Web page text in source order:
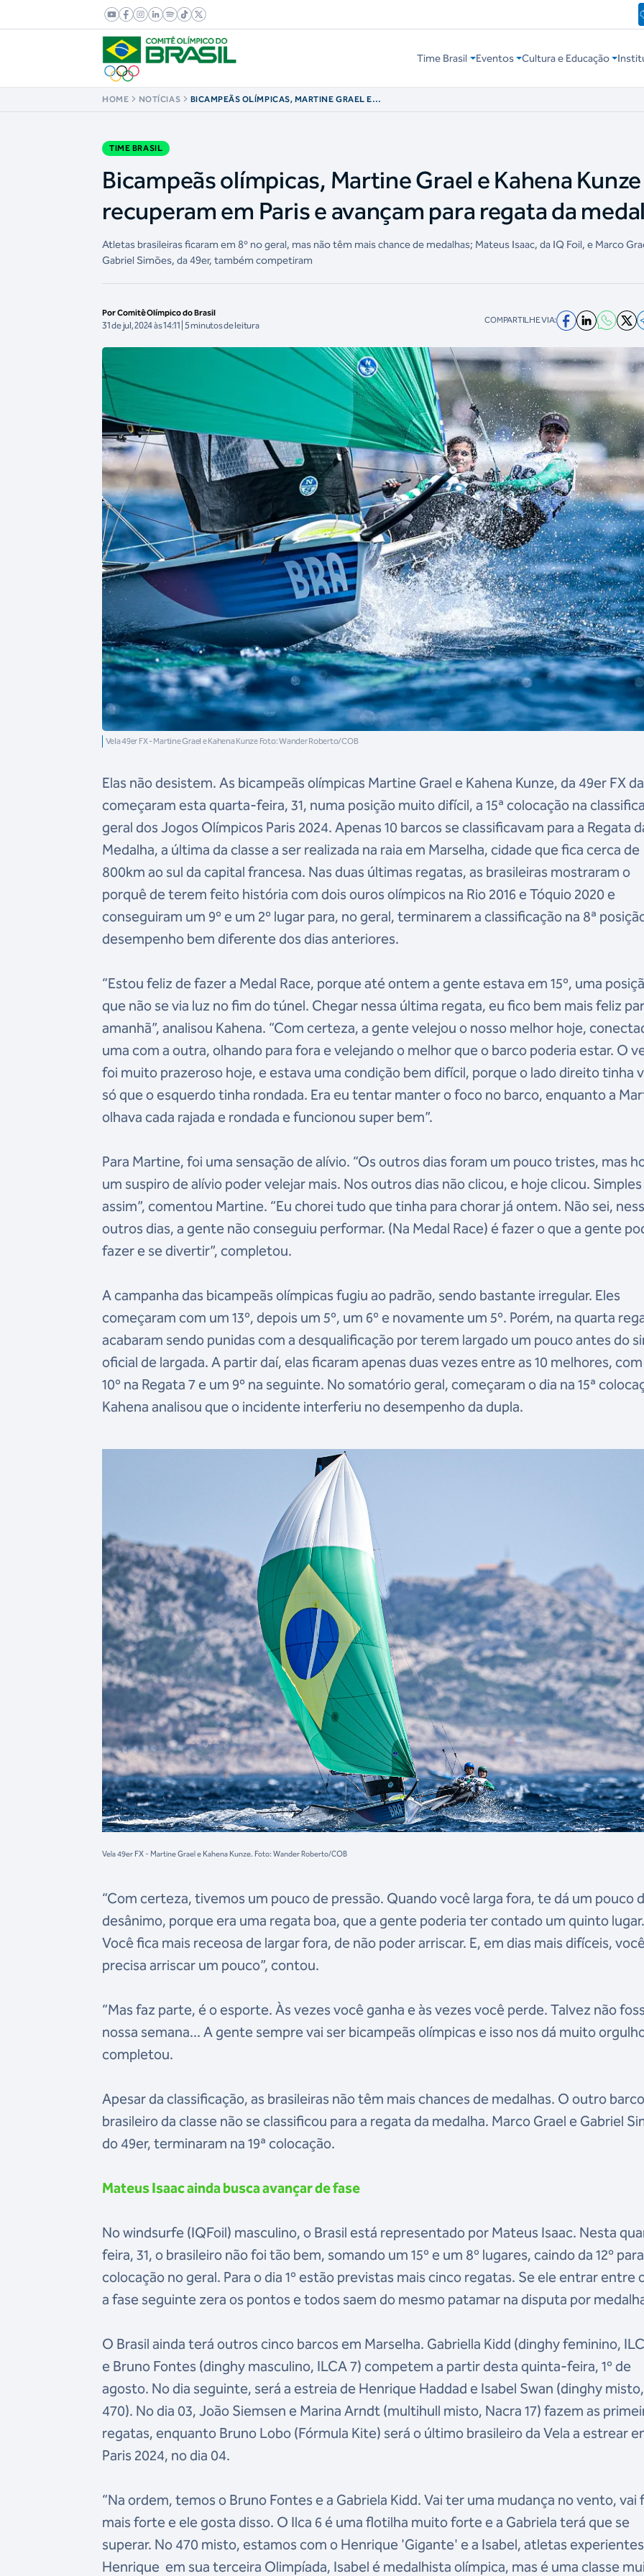
Time Brasil Eventos Cultura e Educação
HOME NOTÍCIAS
BICAMPEÃS OLÍMPICAS, MARTINE GRAEL E
TIME BRASIL
Bicampeãs olímpicas, Martine Grael e Kahena
recuperam em Paris e avançam para regata da
Atletas brasileiras ficaram em 8º no geral, mas não têm mais chance de medalhas; Mateus Isaac, da IQ Foil, e Marco
Gabriel Simões, da 49er, também competiram
Por Comitê Olímpico do Brasil
31 de jul, 2024 às 14:11 | 5 minutos de leitura COMPARTILHE VIA:
Vela 49er FX - Martine Grael e Kahena Kunze Foto: Wander Roberto/COB
Elas não desistem. As bicampeãs olímpicas Martine Grael e Kahena Kunze, da 49er FX
começaram esta quarta-feira, 31, numa posição muito difícil, a 15ª colocação na
geral dos Jogos Olímpicos Paris 2024. Apenas 10 barcos se classificavam para a Regata
Medalha, a última da classe a ser realizada na raia em Marselha, cidade que fica cerca de
800km ao sul da capital francesa. Nas duas últimas regatas, as brasileiras mostraram o
porquê de terem feito história com dois ouros olímpicos na Rio 2016 e Tóquio 2020 e
conseguiram um 9º e um 2º lugar para, no geral, terminarem a classificação na 8ª
desempenho bem diferente dos dias anteriores.
“Estou feliz de fazer a Medal Race, porque até ontem a gente estava em 15º, uma
que não se via luz no fim do túnel. Chegar nessa última regata, eu fico bem mais feliz
amanhã”, analisou Kahena. “Com certeza, a gente velejou o nosso melhor hoje,
uma com a outra, olhando para fora e velejando o melhor que o barco poderia estar. O
foi muito prazeroso hoje, e estava uma condição bem difícil, porque o lado direito tinha
só que o esquerdo tinha rondada. Era eu tentar manter o foco no barco, enquanto a
olhava cada rajada e rondada e funcionou super bem”.
Para Martine, foi uma sensação de alívio. “Os outros dias foram um pouco tristes, mas
um suspiro de alívio poder velejar mais. Nos outros dias não clicou, e hoje clicou. Simples
assim”, comentou Martine. “Eu chorei tudo que tinha para chorar já ontem. Não sei,
outros dias, a gente não conseguiu performar. (Na Medal Race) é fazer o que a gente
fazer e se divertir”, completou.
A campanha das bicampeãs olímpicas fugiu ao padrão, sendo bastante irregular. Eles
começaram com um 13º, depois um 5º, um 6º e novamente um 5º. Porém, na quarta
acabaram sendo punidas com a desqualificação por terem largado um pouco antes do
oficial de largada. A partir daí, elas ficaram apenas duas vezes entre as 10 melhores,
10º na Regata 7 e um 9º na seguinte. No somatório geral, começaram o dia na 15ª
Kahena analisou que o incidente interferiu no desempenho da dupla.
Vela 49er FX - Martine Grael e Kahena Kunze. Foto: Wander Roberto/COB
“Com certeza, tivemos um pouco de pressão. Quando você larga fora, te dá um pouco
desânimo, porque era uma regata boa, que a gente poderia ter contado um quinto
Você fica mais receosa de largar fora, de não poder arriscar. E, em dias mais difíceis,
precisa arriscar um pouco”, contou.
“Mas faz parte, é o esporte. Às vezes você ganha e às vezes você perde. Talvez não
nossa semana... A gente sempre vai ser bicampeãs olímpicas e isso nos dá muito
completou.
Apesar da classificação, as brasileiras não têm mais chances de medalhas. O outro
brasileiro da classe não se classificou para a regata da medalha. Marco Grael e Gabriel
do 49er, terminaram na 19ª colocação.
Mateus Isaac ainda busca avançar de fase
No windsurfe (IQFoil) masculino, o Brasil está representado por Mateus Isaac. Nesta
feira, 31, o brasileiro não foi tão bem, somando um 15º e um 8º lugares, caindo da 12º para
colocação no geral. Para o dia 1º estão previstas mais cinco regatas. Se ele entrar entre
a fase seguinte zera os pontos e todos saem do mesmo patamar na disputa por
O Brasil ainda terá outros cinco barcos em Marselha. Gabriella Kidd (dinghy feminino,
e Bruno Fontes (dinghy masculino, ILCA 7) competem a partir desta quinta-feira, 1º de
agosto. No dia seguinte, será a estreia de Henrique Haddad e Isabel Swan (dinghy misto,
470). No dia 03, João Siemsen e Marina Arndt (multihull misto, Nacra 17) fazem as
regatas, enquanto Bruno Lobo (Fórmula Kite) será o último brasileiro da Vela a estrear
Paris 2024, no dia 04.
“Na ordem, temos o Bruno Fontes e a Gabriela Kidd. Vai ter uma mudança no vento, vai
mais forte e ele gosta disso. O Ilca 6 é uma flotilha muito forte e a Gabriela terá que se
superar. No 470 misto, estamos com o Henrique 'Gigante' e a Isabel, atletas
Henrique em sua terceira Olimpíada, Isabel é medalhista olímpica, mas é uma classe